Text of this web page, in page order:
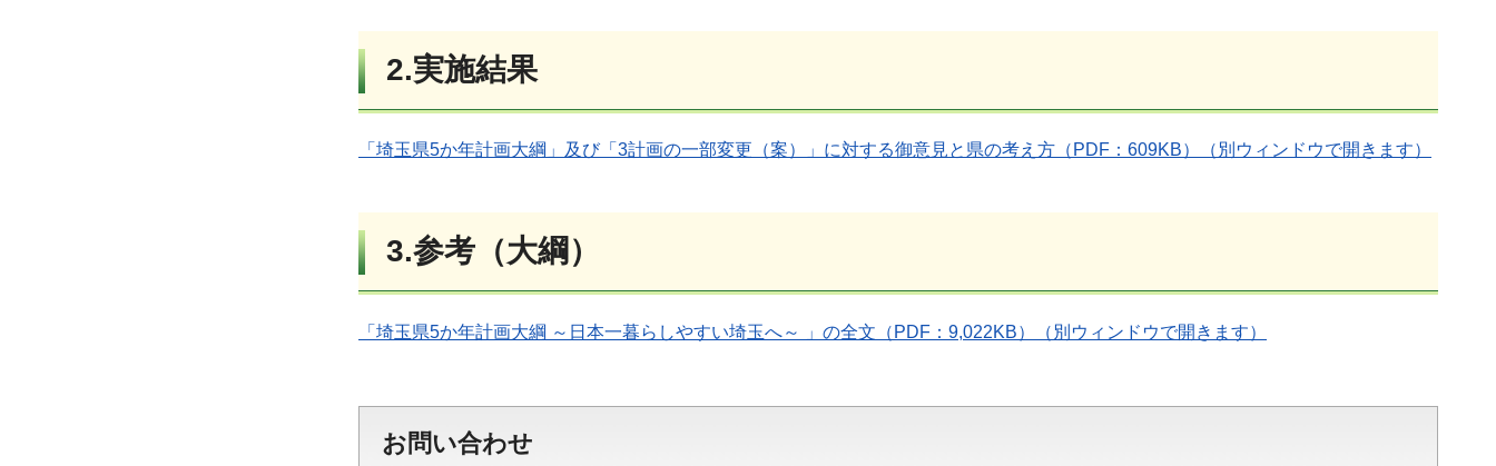
2.実施結果
「埼玉県5か年計画大綱」及び「3計画の一部変更（案）」に対する御意見と県の考え方（PDF：609KB）（別ウィンドウで開きます）
3.参考（大綱）
「埼玉県5か年計画大綱 ～日本一暮らしやすい埼玉へ～ 」の全文（PDF：9,022KB）（別ウィンドウで開きます）
お問い合わせ